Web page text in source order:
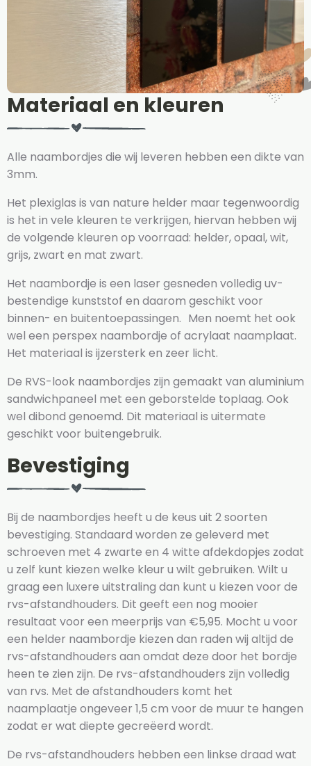
Materiaal en kleuren
Alle naambordjes die wij leveren hebben een dikte van
3mm.
Het plexiglas is van nature helder maar tegenwoordig
is het in vele kleuren te verkrijgen, hiervan hebben wij
de volgende kleuren op voorraad: helder, opaal, wit,
grijs, zwart en mat zwart.
Het naambordje is een laser gesneden volledig uv-
bestendige kunststof en daarom geschikt voor
binnen- en buitentoepassingen. Men noemt het ook
wel een perspex naambordje of acrylaat naamplaat.
Het materiaal is ijzersterk en zeer licht.
De RVS-look naambordjes zijn gemaakt van aluminium
sandwichpaneel met een geborstelde toplaag. Ook
wel dibond genoemd. Dit materiaal is uitermate
geschikt voor buitengebruik.
Bevestiging
Bij de naambordjes heeft u de keus uit 2 soorten
bevestiging. Standaard worden ze geleverd met
schroeven met 4 zwarte en 4 witte afdekdopjes zodat
u zelf kunt kiezen welke kleur u wilt gebruiken. Wilt u
graag een luxere uitstraling dan kunt u kiezen voor de
rvs-afstandhouders. Dit geeft een nog mooier
resultaat voor een meerprijs van €5,95. Mocht u voor
een helder naambordje kiezen dan raden wij altijd de
rvs-afstandhouders aan omdat deze door het bordje
heen te zien zijn. De rvs-afstandhouders zijn volledig
van rvs. Met de afstandhouders komt het
naamplaatje ongeveer 1,5 cm voor de muur te hangen
zodat er wat diepte gecreëerd wordt.
De rvs-afstandhouders hebben een linkse draad wat